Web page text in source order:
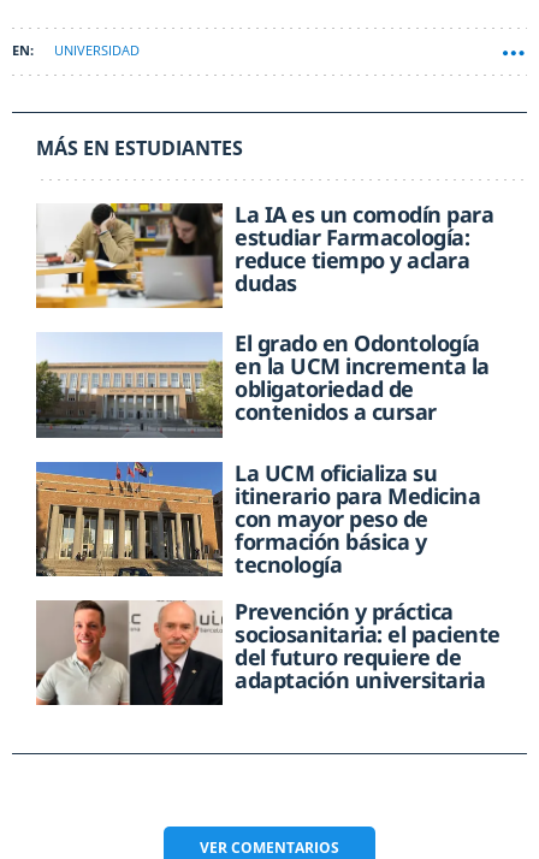
UNIVERSIDAD
MÁS EN ESTUDIANTES
La IA es un comodín para
estudiar Farmacología:
reduce tiempo y aclara
dudas
El grado en Odontología
en la UCM incrementa la
obligatoriedad de
contenidos a cursar
La UCM oficializa su
itinerario para Medicina
con mayor peso de
formación básica y
tecnología
Prevención y práctica
sociosanitaria: el paciente
del futuro requiere de
adaptación universitaria
VERCOMENTARIOS